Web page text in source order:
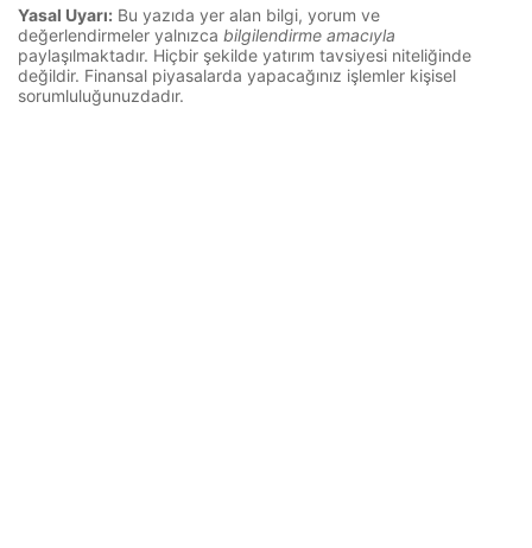
Yasal Uyarı: Bu yazıda yer alan bilgi, yorum ve
değerlendirmeler yalnızca bilgilendirme amacıyla
paylaşılmaktadır. Hiçbir şekilde yatırım tavsiyesi niteliğinde
değildir. Finansal piyasalarda yapacağınız işlemler kişisel
sorumluluğunuzdadır.